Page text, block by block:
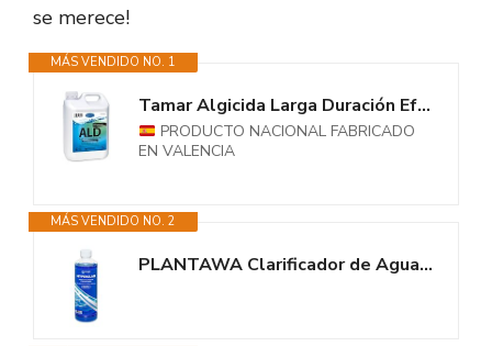
se merece!
MÁS VENDIDO NO. 1
Tamar Algicida Larga Duración Efecto Abrillantador,Piscinas...
PRODUCTO NACIONAL FABRICADO
EN VALENCIA
MÁS VENDIDO NO. 2
PLANTAWA Clarificador de Agua Piscinas 500 ml | Clarificante Piscina Super...